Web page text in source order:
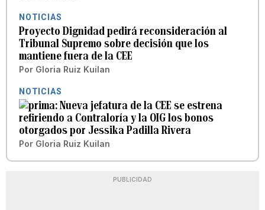
NOTICIAS
Proyecto Dignidad pedirá reconsideración al
Tribunal Supremo sobre decisión que los
mantiene fuera de la CEE
Por Gloria Ruiz Kuilan
NOTICIAS
Nueva jefatura de la CEE se estrena
refiriendo a Contraloría y la OIG los bonos
otorgados por Jessika Padilla Rivera
Por Gloria Ruiz Kuilan
PUBLICIDAD